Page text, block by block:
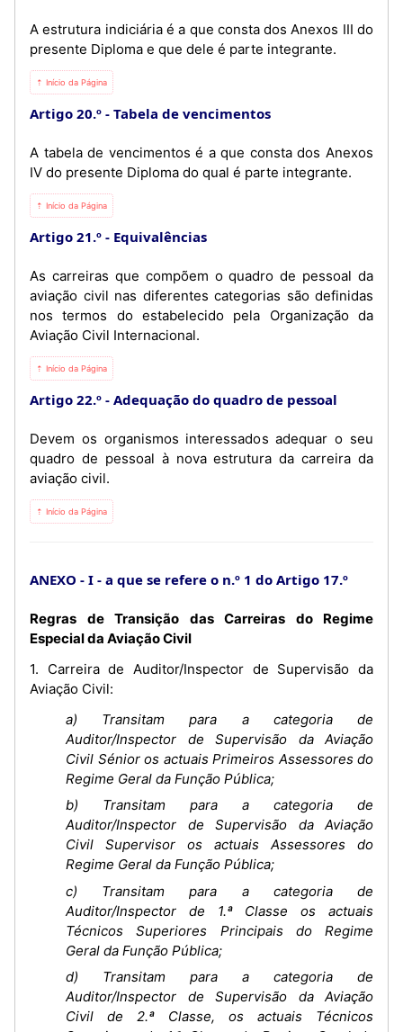
A estrutura indiciária é a que consta dos Anexos III do
presente Diploma e que dele é parte integrante.
⇡ Início da Página
Artigo 20.º Tabela de vencimentos
A tabela de vencimentos é a que consta dos Anexos
IV do presente Diploma do qual é parte integrante.
⇡ Início da Página
Artigo 21.º Equivalências
As carreiras que compõem o quadro de pessoal da
aviação civil nas diferentes categorias são definidas
nos termos do estabelecido pela Organização da
Aviação Civil Internacional.
⇡ Início da Página
Artigo 22.º Adequação do quadro de pessoal
Devem os organismos interessados adequar o seu
quadro de pessoal à nova estrutura da carreira da
aviação civil.
⇡ Início da Página
ANEXO - I a que se refere o n.º 1 do Artigo 17.º
Regras de Transição das Carreiras do Regime
Especial da Aviação Civil
1. Carreira de Auditor/Inspector de Supervisão da
Aviação Civil:
a) Transitam para a categoria de
Auditor/Inspector de Supervisão da Aviação
Civil Sénior os actuais Primeiros Assessores do
Regime Geral da Função Pública;
b) Transitam para a categoria de
Auditor/Inspector de Supervisão da Aviação
Civil Supervisor os actuais Assessores do
Regime Geral da Função Pública;
c) Transitam para a categoria de
Auditor/Inspector de 1.ª Classe os actuais
Técnicos Superiores Principais do Regime
Geral da Função Pública;
d) Transitam para a categoria de
Auditor/Inspector de Supervisão da Aviação
Civil de 2.ª Classe, os actuais Técnicos